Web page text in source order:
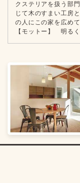
クステリアを扱う部
じて木のすまい工房
の人にこの家を広め
【モットー】 明る